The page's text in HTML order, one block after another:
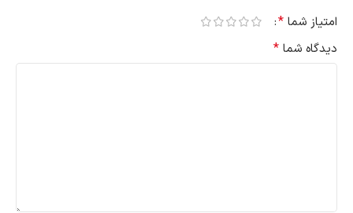
امتیاز شما *
دیدگاه شما *